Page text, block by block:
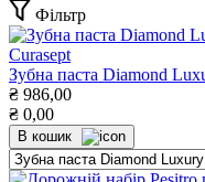
Фільтр
Curasept
Зубна паста Diamond
₴ 986,00
₴ 0,00
В кошик